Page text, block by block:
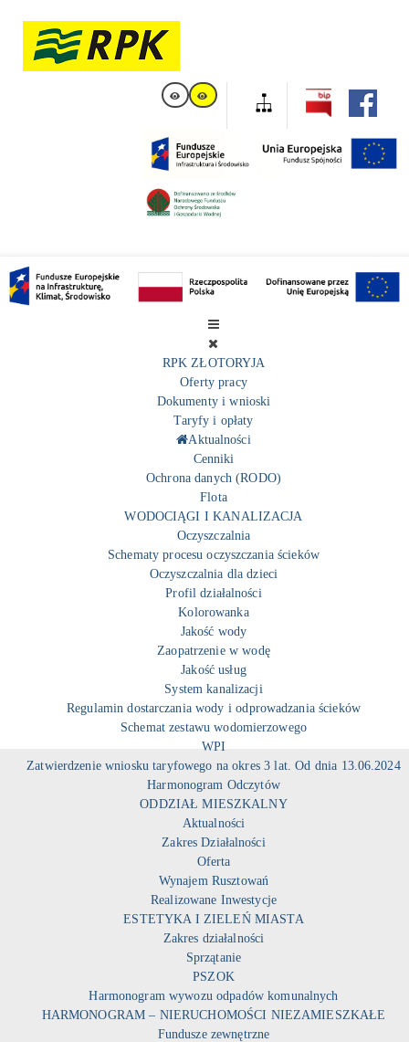
RPK ZŁOTORYJA
Oferty pracy
Dokumenty i wnioski
Taryfy i opłaty
Aktualności
Cenniki
Ochrona danych (RODO)
Flota
WODOCIĄGI I KANALIZACJA
Oczyszczalnia
Schematy procesu oczyszczania ścieków
Oczyszczalnia dla dzieci
Profil działalności
Kolorowanka
Jakość wody
Zaopatrzenie w wodę
Jakość usług
System kanalizacji
Regulamin dostarczania wody i odprowadzania ścieków
Schemat zestawu wodomierzowego
WPI
Zatwierdzenie wniosku taryfowego na okres 3 lat. Od dnia 13.06.2024
Harmonogram Odczytów
ODDZIAŁ MIESZKALNY
Aktualności
Zakres Działalności
Oferta
Wynajem Rusztowań
Realizowane Inwestycje
ESTETYKA I ZIELEŃ MIASTA
Zakres działalności
Sprzątanie
PSZOK
Harmonogram wywozu odpadów komunalnych
HARMONOGRAM – NIERUCHOMOŚCI NIEZAMIESZKAŁE
Fundusze zewnętrzne